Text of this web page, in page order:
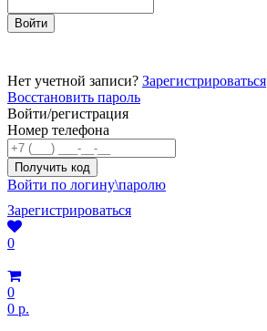
Нет учетной записи? Зарегистрироваться
Восстановить пароль
Войти/регистрация
Номер телефона
Войти по логину\паролю
Зарегистрироваться
0
0
0 р.